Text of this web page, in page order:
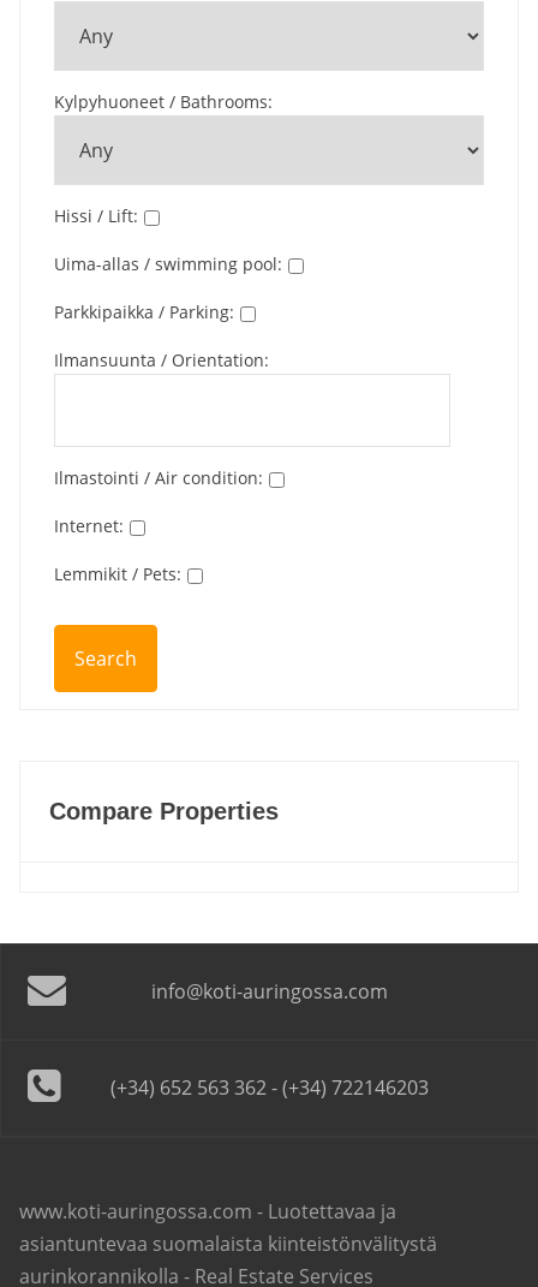
Kylpyhuoneet / Bathrooms:
Hissi / Lift:
Uima-allas / swimming pool:
Parkkipaikka / Parking:
Ilmansuunta / Orientation:
Ilmastointi / Air condition:
Internet:
Lemmikit / Pets:
Compare Properties
info@koti-auringossa.com
(+34) 652 563 362 - (+34) 722146203
www.koti-auringossa.com - Luotettavaa ja
asiantuntevaa suomalaista kiinteistönvälitystä
aurinkorannikolla - Real Estate Services